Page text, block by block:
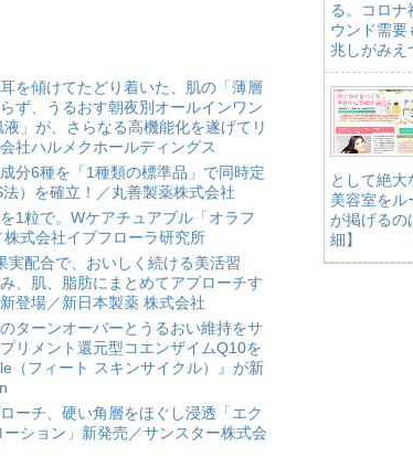
を傾けてたどり着いた、肌の「薄層
ず、うるおす朝夜別オールインワン
液」が、さらなる高機能化を遂げてリ
社ハルメクホールディングス
分6種を「1種類の標準品」で同時定
）を確立！／丸善製薬株式会社
1粒で。Wケアチュアブル「オラフ
式会社イブフローラ研究所
実配合で、おいしく続ける美活習
、肌、脂肪にまとめてアプローチす
登場／新日本製薬 株式会社
ターンオーバーとうるおい維持をサ
リメント還元型コエンザイムQ10を
（フィート スキンサイクル）』が新
ーチ、硬い角層をほぐし浸透「エク
ション」新発売／サンスター株式会
る。コロ
ウンド需要
兆しがみえ
として絶大
美容室をル
が掲げるの
細】